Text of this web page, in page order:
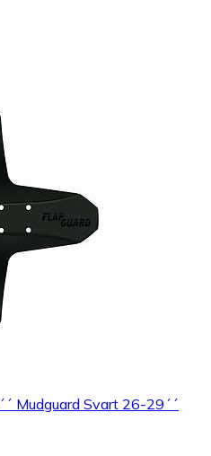
Mudguard Svart 26-29´´